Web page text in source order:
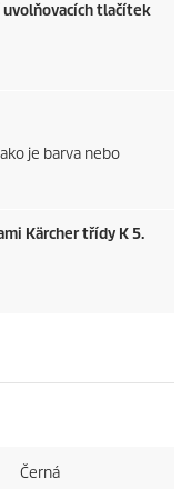
uvolňovacích tlačítek
je barva nebo
Kärcher třídy K 5.
Černá